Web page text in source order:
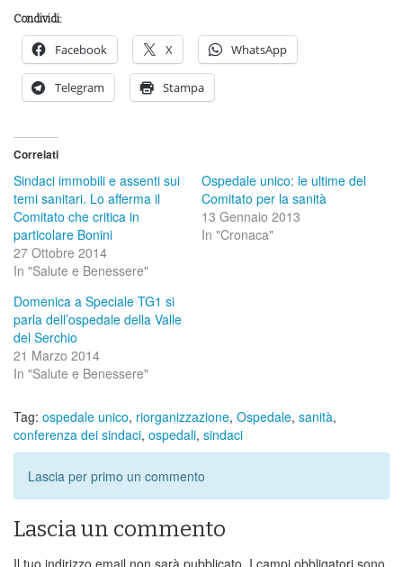
Condividi:
Facebook X WhatsApp
Telegram Stampa
Correlati
Sindaci immobili e assenti sui
temi sanitari. Lo afferma il
Comitato che critica in
particolare Bonini
27 Ottobre 2014
In "Salute e Benessere"
Ospedale unico: le ultime del
Comitato per la sanità
13 Gennaio 2013
In "Cronaca"
Domenica a Speciale TG1 si
parla dell’ospedale della Valle
del Serchio
21 Marzo 2014
In "Salute e Benessere"
Tag: ospedale unico, riorganizzazione, Ospedale, sanità,
conferenza dei sindaci, ospedali, sindaci
Lascia per primo un commento
Lascia un commento
Il tuo indirizzo email non sarà pubblicato. I campi obbligatori sono